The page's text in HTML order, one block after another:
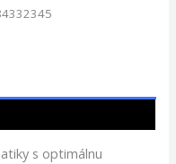
s optimálnu